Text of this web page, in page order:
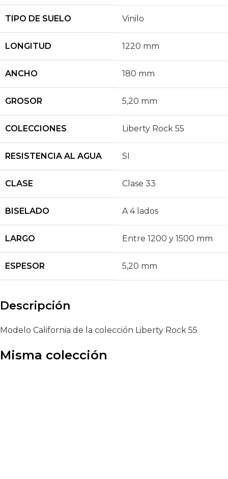
TIPO DE SUELO Vinilo
LONGITUD 1220 mm
ANCHO 180 mm
GROSOR 5,20 mm
COLECCIONES Liberty Rock 55
RESISTENCIA AL AGUA SI
CLASE Clase 33
BISELADO A 4 lados
LARGO Entre 1200 y 1500 mm
ESPESOR 5,20 mm
Descripción
Modelo California de la colección Liberty Rock 55
Misma colección